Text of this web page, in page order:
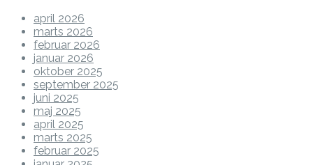
april 2026
marts 2026
februar 2026
januar 2026
oktober 2025
september 2025
juni 2025
maj 2025
april 2025
marts 2025
februar 2025